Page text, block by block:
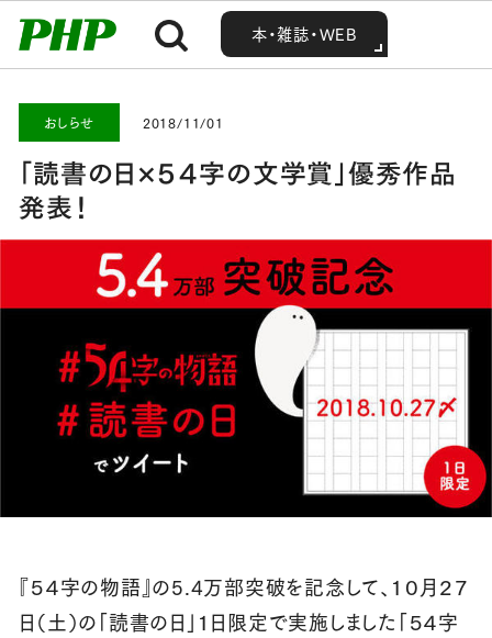
本・雑誌・WEB
本・雑誌・WEB
「読書の日×５４字の文学賞」優秀作品発表！
おしらせ 2018/11/01
「読書の日×５４字の文学賞」優秀作品
発表！
『５４字の物語』の5.4万部突破を記念して、１０月２７
日（土）の「読書の日」１日限定で実施しました「５４字